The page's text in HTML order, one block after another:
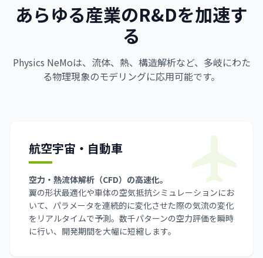
あらゆる産業のR&Dを加速す
る
Physics NeMoは、流体、熱、構造解析など、多岐にわた
る物理現象のモデリングに応用可能です。
航空宇宙・自動車
空力・熱流体解析（CFD）の高速化。
翼の形状最適化や車体の空気抵抗シミュレーションにお
いて、パラメータを連続的に変化させた際の気流の変化
をリアルタイムで予測。数千パターンの空力評価を瞬時
に行い、開発期間を大幅に短縮します。